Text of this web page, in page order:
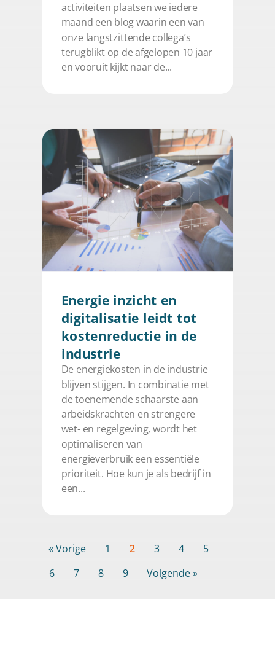
activiteiten plaatsen we iedere
maand een blog waarin een van
onze langstzittende collega’s
terugblikt op de afgelopen 10 jaar
en vooruit kijkt naar de...
Energie inzicht en
digitalisatie leidt tot
kostenreductie in de
industrie
De energiekosten in de industrie
blijven stijgen. In combinatie met
de toenemende schaarste aan
arbeidskrachten en strengere
wet- en regelgeving, wordt het
optimaliseren van
energieverbruik een essentiële
prioriteit. Hoe kun je als bedrijf in
een...
« Vorige 1 2 3 4
5
6
7 8 9 Volgende »